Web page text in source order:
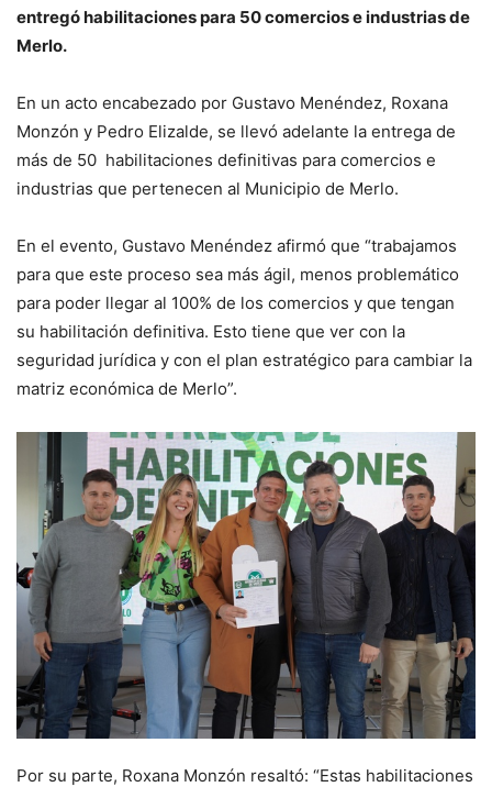
entregó habilitaciones para 50 comercios e industrias de
Merlo.
En un acto encabezado por Gustavo Menéndez, Roxana
Monzón y Pedro Elizalde, se llevó adelante la entrega de
más de 50 habilitaciones definitivas para comercios e
industrias que pertenecen al Municipio de Merlo.
En el evento, Gustavo Menéndez afirmó que “trabajamos
para que este proceso sea más ágil, menos problemático
para poder llegar al 100% de los comercios y que tengan
su habilitación definitiva. Esto tiene que ver con la
seguridad jurídica y con el plan estratégico para cambiar la
matriz económica de Merlo”.
Por su parte, Roxana Monzón resaltó: “Estas habilitaciones